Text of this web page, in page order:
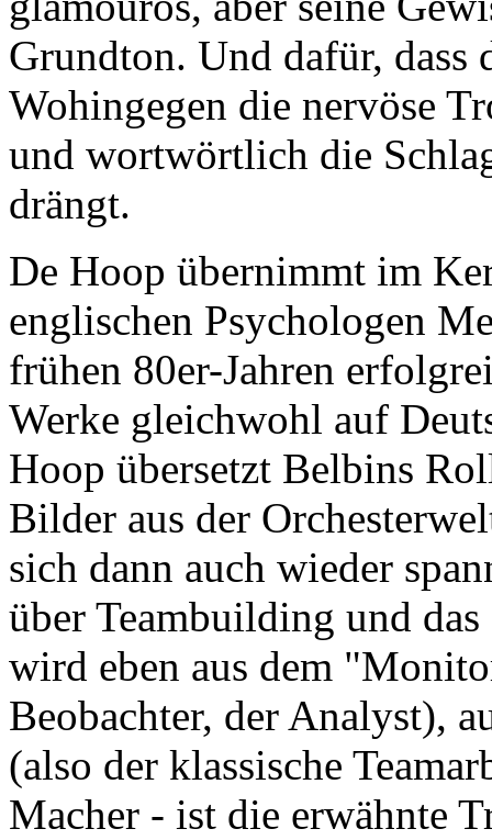
Grundton. Und dafür, dass
Wohingegen die nervöse
und wortwörtlich die
drängt.
De Hoop übernimmt im
englischen Psychologen
frühen 80er-Jahren
Werke gleichwohl auf
Hoop übersetzt Belbins
Bilder aus der
sich dann auch wieder
über Teambuilding und
wird eben aus dem
Beobachter, der Analyst),
(also der klassische
Macher - ist die erwähnte